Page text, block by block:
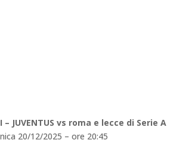
– JUVENTUS vs roma e lecce di Serie A
20/12/2025 – ore 20:45